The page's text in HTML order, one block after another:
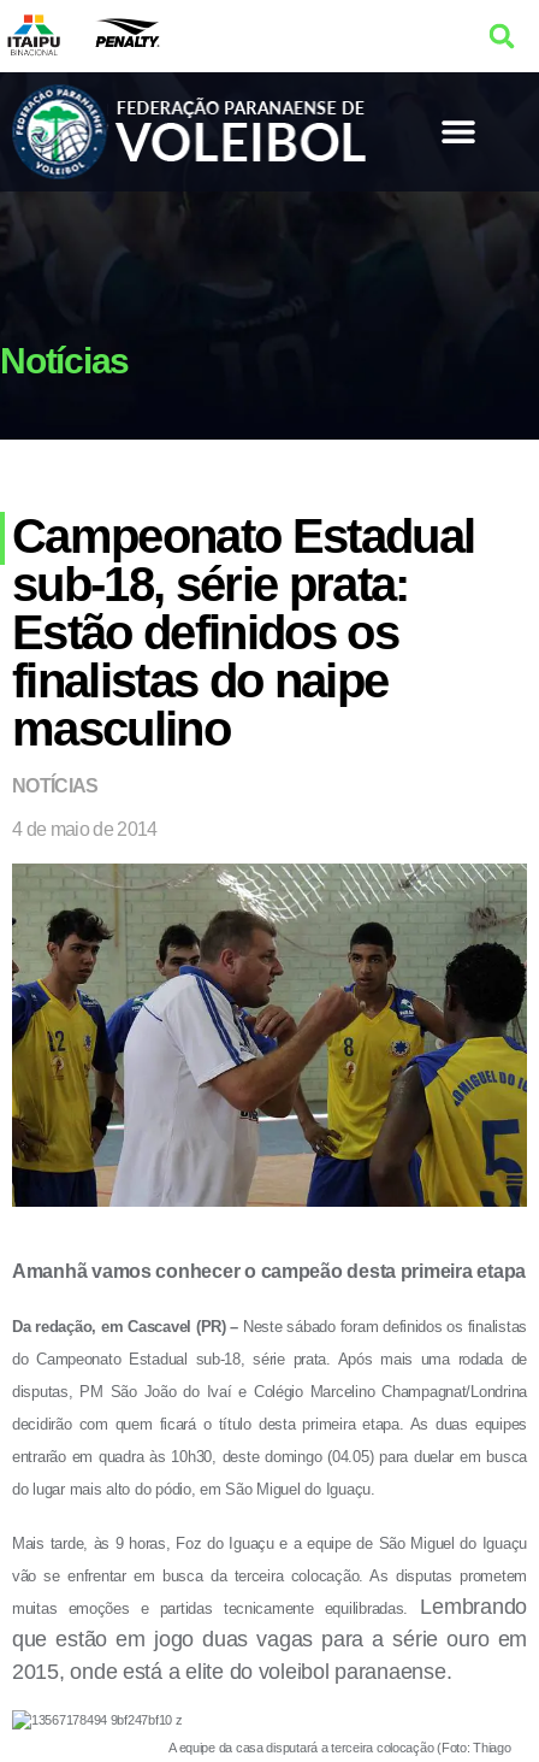
Notícias
Campeonato Estadual
sub-18, série prata:
Estão definidos os
finalistas do naipe
masculino
NOTÍCIAS
4 de maio de 2014
Amanhã vamos conhecer o campeão desta primeira etapa
Da redação, em Cascavel (PR) – Neste sábado foram definidos os finalistas
do Campeonato Estadual sub-18, série prata. Após mais uma rodada de
disputas, PM São João do Ivaí e Colégio Marcelino Champagnat/Londrina
decidirão com quem ficará o título desta primeira etapa. As duas equipes
entrarão em quadra às 10h30, deste domingo (04.05) para duelar em busca
do lugar mais alto do pódio, em São Miguel do Iguaçu.
Mais tarde, às 9 horas, Foz do Iguaçu e a equipe de São Miguel do Iguaçu
vão se enfrentar em busca da terceira colocação. As disputas prometem
muitas emoções e partidas tecnicamente equilibradas.
Lembrando
que estão em jogo duas vagas para a série ouro em
2015, onde está a elite do voleibol paranaense.
A equipe da casa disputará a terceira colocação (Foto: Thiago